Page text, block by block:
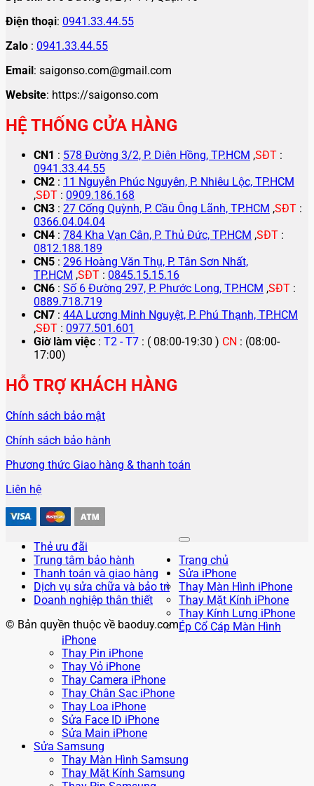
Điện thoại: 0941.33.44.55
Zalo : 0941.33.44.55
Email: saigonso.com@gmail.com
Website: https://saigonso.com
HỆ THỐNG CỬA HÀNG
CN1 : 578 Đường 3/2, P. Diên Hồng, TP.HCM ,SĐT :
0941.33.44.55
CN2 : 11 Nguyễn Phúc Nguyên, P. Nhiêu Lộc, TP.HCM
,SĐT : 0909.186.168
CN3 : 27 Cống Quỳnh, P. Cầu Ông Lãnh, TP.HCM ,SĐT :
0366.04.04.04
CN4 : 784 Kha Vạn Cân, P. Thủ Đức, TP.HCM ,SĐT :
0812.188.189
CN5 : 296 Hoàng Văn Thụ, P. Tân Sơn Nhất,
TP.HCM ,SĐT : 0845.15.15.16
CN6 : Số 6 Đường 297, P. Phước Long, TP.HCM ,SĐT :
0889.718.719
CN7 : 44A Lương Minh Nguyệt, P. Phú Thạnh, TP.HCM
,SĐT : 0977.501.601
Giờ làm việc : T2 - T7 : ( 08:00-19:30 ) CN : (08:00-
17:00)
HỖ TRỢ KHÁCH HÀNG
Chính sách bảo mật
Chính sách bảo hành
Phương thức Giao hàng & thanh toán
Liên hệ
Thẻ ưu đãi
Trung tâm bảo hành
Thanh toán và giao hàng
Dịch vụ sửa chữa và bảo trì
Doanh nghiệp thân thiết
© Bản quyền thuộc về baoduy.com
Trang chủ
Sửa iPhone
Thay Màn Hình iPhone
Thay Mặt Kính iPhone
Thay Kính Lưng iPhone
Ép Cổ Cáp Màn Hình
iPhone
Thay Pin iPhone
Thay Vỏ iPhone
Thay Camera iPhone
Thay Chân Sạc iPhone
Thay Loa iPhone
Sửa Face ID iPhone
Sửa Main iPhone
Sửa Samsung
Thay Màn Hình Samsung
Thay Mặt Kính Samsung